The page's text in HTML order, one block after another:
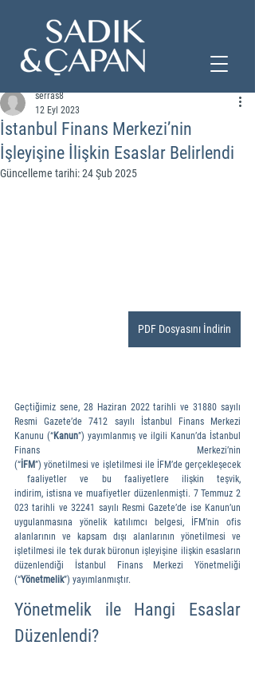
İstanbul Finans Merkezi’nin
İşleyişine İlişkin Esaslar Belirlendi
serras8
12 Eyl 2023
Güncelleme tarihi:24 Şub 2025
PDF Dosyasını İndirin
Geçtiğimiz sene, 28 Haziran 2022 tarihli ve 31880 sayılı
Resmi Gazete’de 7412 sayılı İstanbul Finans Merkezi
Kanunu (“Kanun”) yayımlanmış ve ilgili Kanun’da İstanbul
Finans Merkezi’nin
(“ İFM”) yönetilmesi ve işletilmesi ile İFM’de gerçekleşecek
faaliyetler ve bu faaliyetlere ilişkin teşvik,
indirim, istisna ve muafiyetler düzenlenmişti. 7 Temmuz 2
023 tarihli ve 32241 sayılı Resmi Gazete’de ise Kanun’un
uygulanmasına yönelik katılımcı belgesi, İFM’nin ofis
alanlarının ve kapsam dışı alanlarının yönetilmesi ve
işletilmesi ile tek durak büronun işleyişine ilişkin esasların
düzenlendiği İstanbul Finans Merkezi Yönetmeliği
(“Yönetmelik”) yayımlanmıştır.
Yönetmelik ile Hangi Esaslar
Düzenlendi?